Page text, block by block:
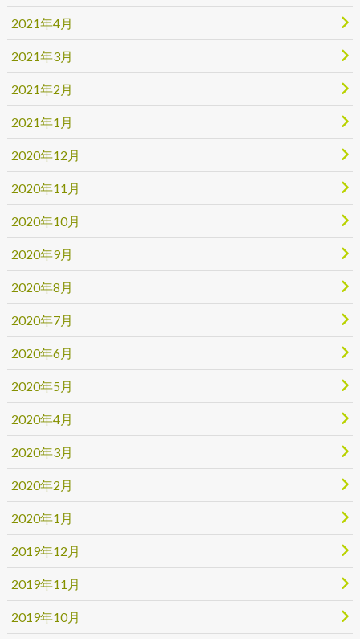
2021年4月
2021年3月
2021年2月
2021年1月
2020年12月
2020年11月
2020年10月
2020年9月
2020年8月
2020年7月
2020年6月
2020年5月
2020年4月
2020年3月
2020年2月
2020年1月
2019年12月
2019年11月
2019年10月